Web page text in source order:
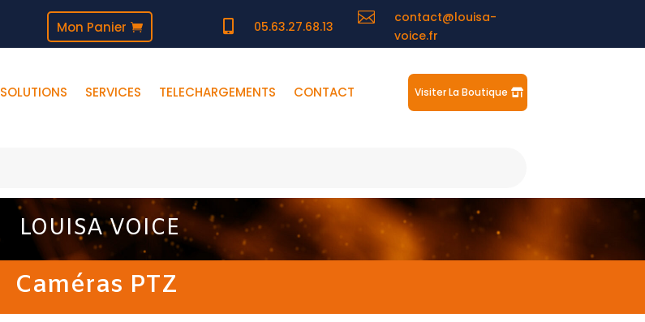
Mon Panier  05.63.27.68.13

contact@louisa-
voice.fr
SOLUTIONS SERVICES TELECHARGEMENTS CONTACT Visiter La Boutique
LOUISA VOICE
Caméras PTZ